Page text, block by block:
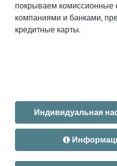
покрываем
компаниями и банками,
кредитные карты.
Индивидуальная